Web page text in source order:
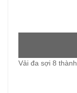
Vải đa sợi 8